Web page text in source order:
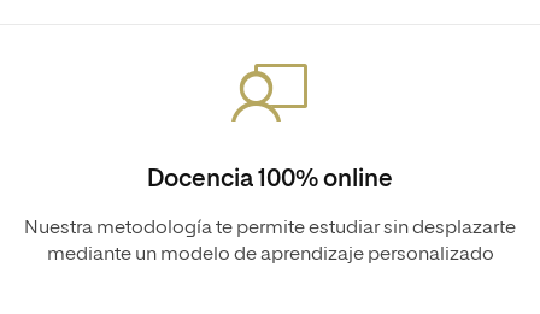
Docencia 100% online
Nuestra metodología te permite estudiar sin desplazarte
mediante un modelo de aprendizaje personalizado